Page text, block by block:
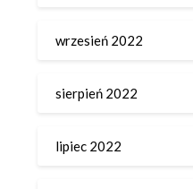
wrzesień 2022
sierpień 2022
lipiec 2022